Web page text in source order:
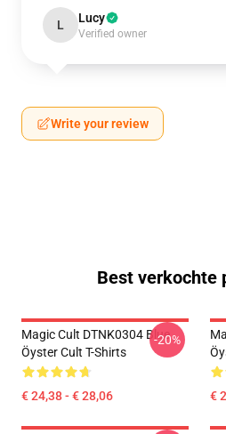
L Lucy
Verified owner
Write your review
Best verkochte
Magic Cult DTNK0304 Blue
Öyster Cult T-Shirts
€ 24,38 - € 28,06
-20%
€